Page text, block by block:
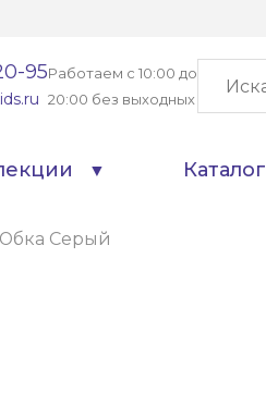
95Работаем с 10:00 до
20:00 без выходных
Каталог
Серый